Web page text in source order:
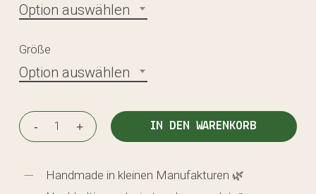
Option auswählen
Größe
Option auswählen
IN DEN WARENKORB
Handmade in kleinen Manufakturen 🌿